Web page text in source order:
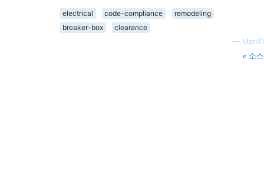
electrical code-compliance
remodeling
breaker-box
clearance
— MarkD
소스